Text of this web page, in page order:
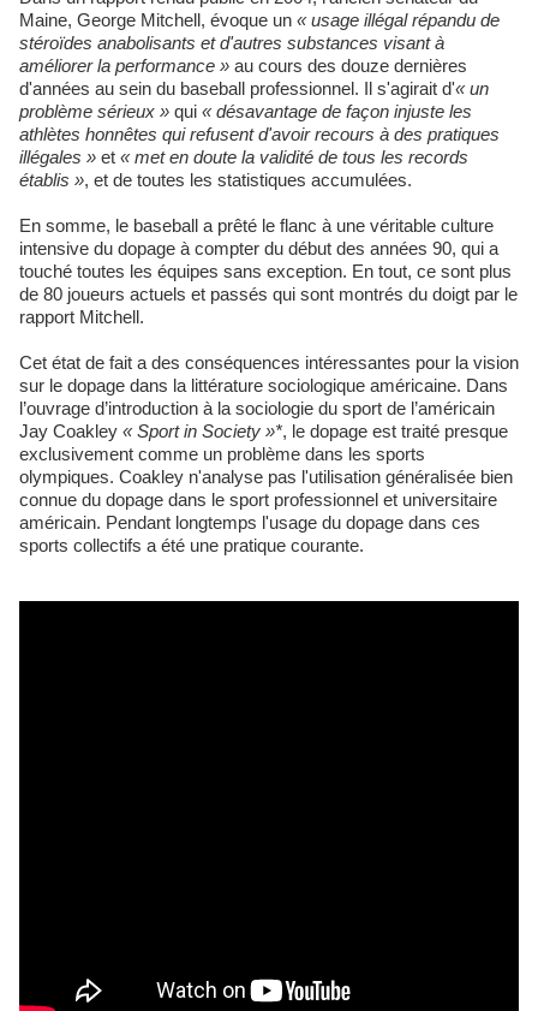
Maine, George Mitchell, évoque un « usage illégal répandu de
stéroïdes anabolisants et d'autres substances visant à
améliorer la performance » au cours des douze dernières
d'années au sein du baseball professionnel. Il s'agirait d'« un
problème sérieux » qui « désavantage de façon injuste les
athlètes honnêtes qui refusent d'avoir recours à des pratiques
illégales » et « met en doute la validité de tous les records
établis », et de toutes les statistiques accumulées.
En somme, le baseball a prêté le flanc à une véritable culture
intensive du dopage à compter du début des années 90, qui a
touché toutes les équipes sans exception. En tout, ce sont plus
de 80 joueurs actuels et passés qui sont montrés du doigt par le
rapport Mitchell.
Cet état de fait a des conséquences intéressantes pour la vision
sur le dopage dans la littérature sociologique américaine. Dans
l’ouvrage d’introduction à la sociologie du sport de l’américain
Jay Coakley « Sport in Society »*, le dopage est traité presque
exclusivement comme un problème dans les sports
olympiques. Coakley n'analyse pas l'utilisation généralisée bien
connue du dopage dans le sport professionnel et universitaire
américain. Pendant longtemps l'usage du dopage dans ces
sports collectifs a été une pratique courante.